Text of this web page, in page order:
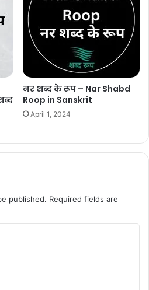
नर शब्द के रूप – Nar Shabd
Roop in Sanskrit
April 1, 2024
published. Required fields are